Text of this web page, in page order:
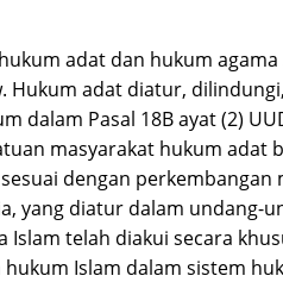
adat dan hukum
Hukum adat diatur,
Pasal 18B ayat (2)
masyarakat hukum adat
dengan perkembangan
yang diatur dalam undang-
Islam telah diakui secara
Islam dalam sistem